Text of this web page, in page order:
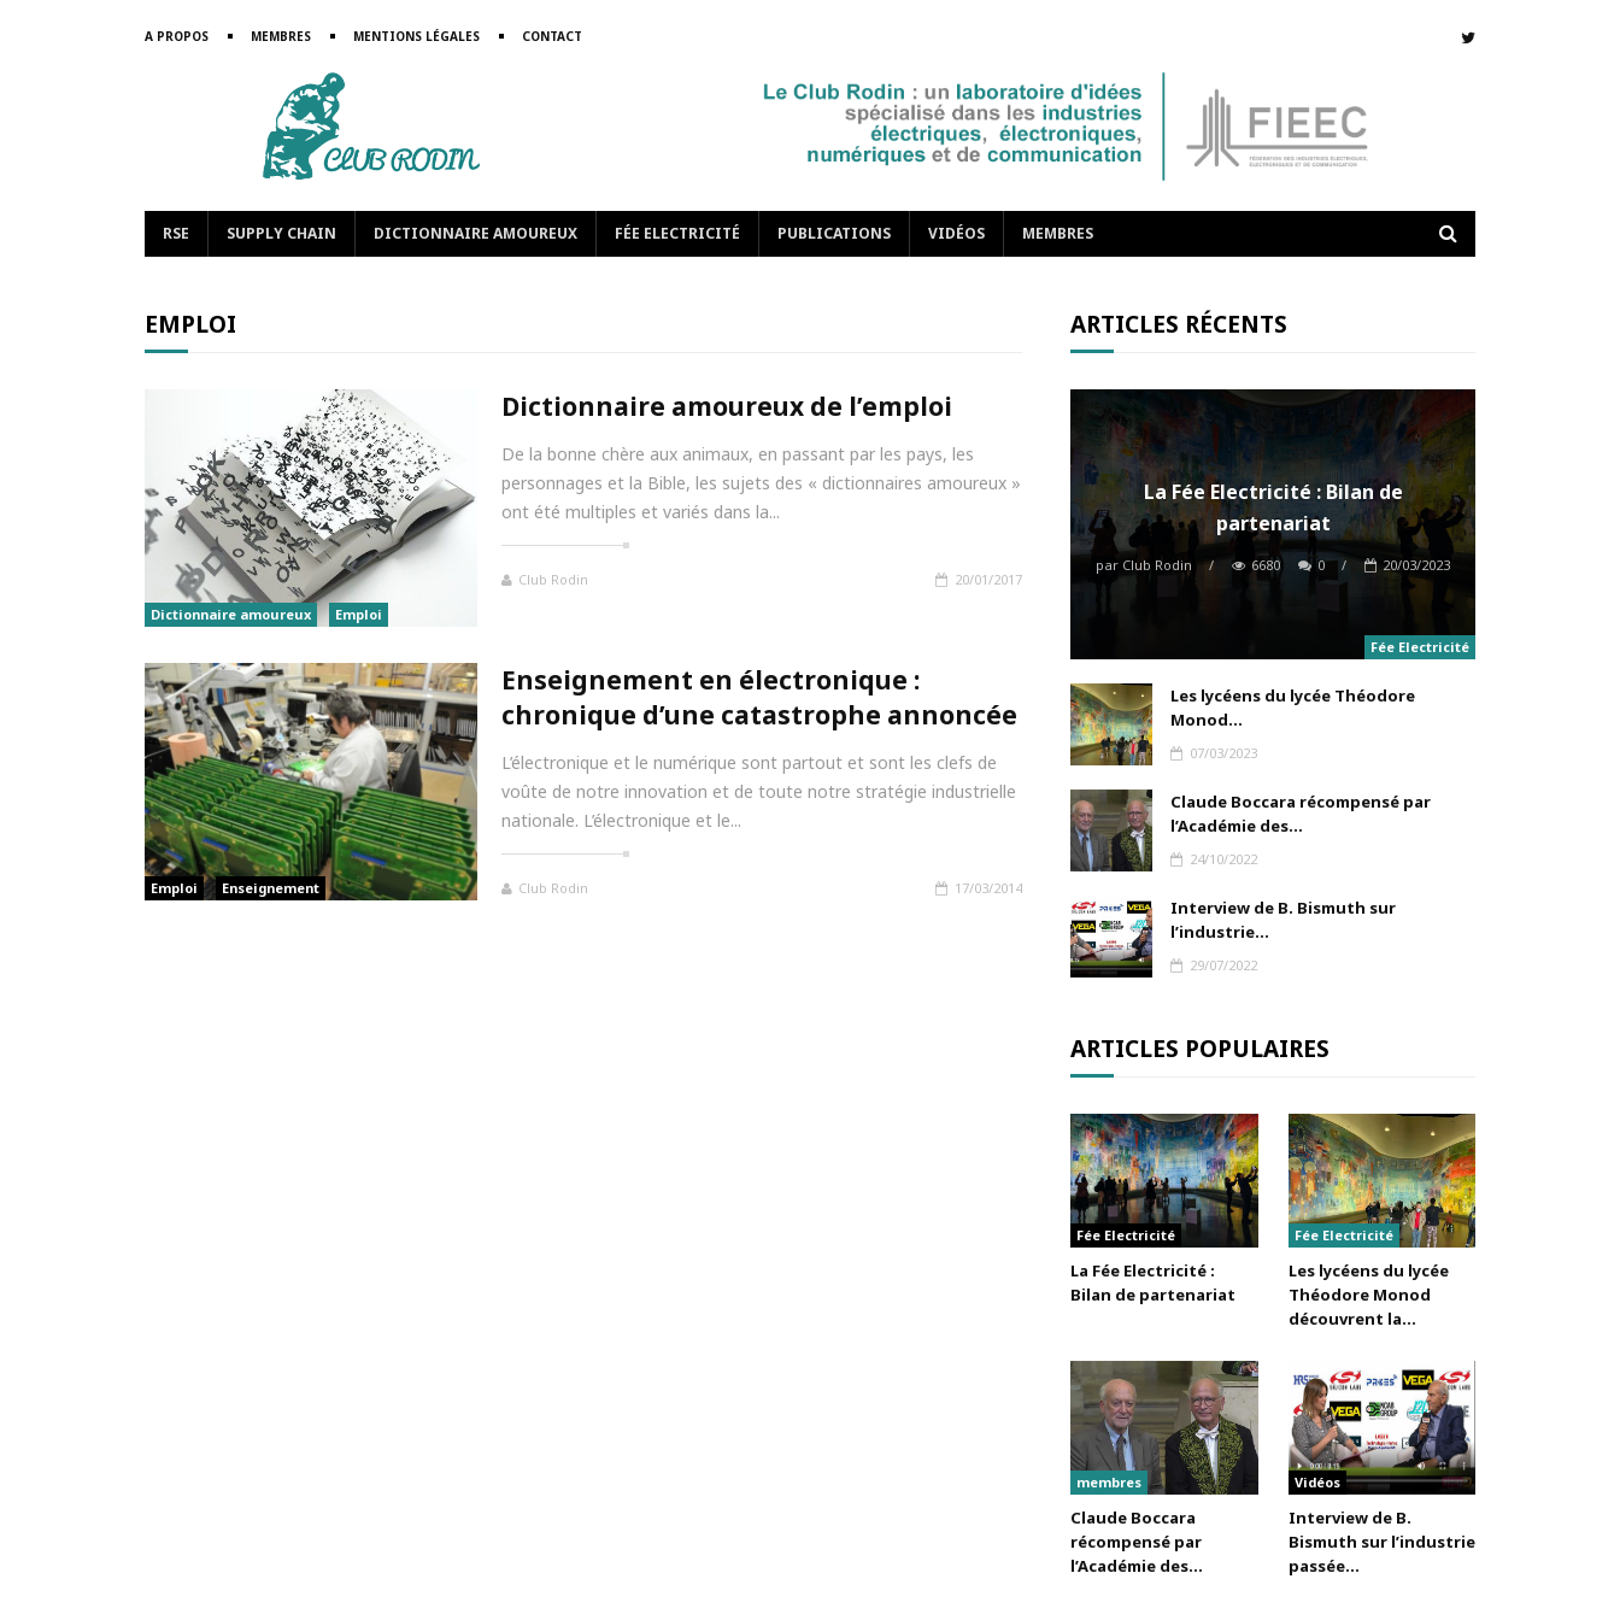
A PROPOS MEMBRES MENTIONS LÉGALES CONTACT
RSE SUPPLY CHAIN DICTIONNAIRE AMOUREUX FÉE ELECTRICITÉ PUBLICATIONS VIDÉOS MEMBRES
EMPLOI
Dictionnaire amoureux Emploi
Dictionnaire amoureux de l’emploi
De la bonne chère aux animaux, en passant par les pays, les
personnages et la Bible, les sujets des « dictionnaires amoureux »
ont été multiples et variés dans la...
Club Rodin 20/01/2017
Emploi Enseignement
Enseignement en électronique :
chronique d’une catastrophe annoncée
L’électronique et le numérique sont partout et sont les clefs de
voûte de notre innovation et de toute notre stratégie industrielle
nationale. L’électronique et le...
Club Rodin 17/03/2014
ARTICLES RÉCENTS
Fée Electricité
La Fée Electricité : Bilan de
partenariat
par Club Rodin / 6680 0 / 20/03/2023
Les lycéens du lycée Théodore
Monod...
07/03/2023
Claude Boccara récompensé par
l’Académie des...
24/10/2022
Interview de B. Bismuth sur
l’industrie...
29/07/2022
ARTICLES POPULAIRES
Fée Electricité
La Fée Electricité :
Bilan de partenariat
Fée Electricité
Les lycéens du lycée
Théodore Monod
découvrent la...
membres
Claude Boccara
récompensé par
l’Académie des...
Vidéos
Interview de B.
Bismuth sur l’industrie
passée...